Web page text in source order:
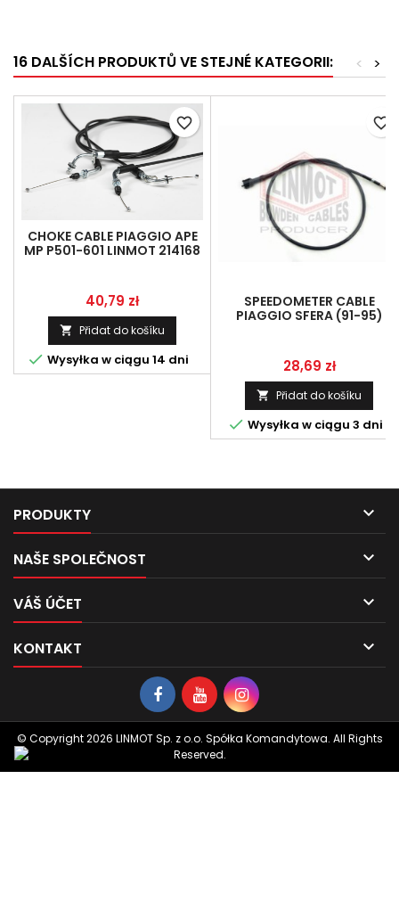
16 DALŠÍCH PRODUKTŮ VE STEJNÉ KATEGORII: >
<
CHOKE CABLE PIAGGIO APE
MP P501-601 LINMOT 214168
Cena
40,79 zł
 Přidat do košíku
 Wysyłka w ciągu 14 dni
favorite_border
SPEEDOMETER CABLE
PIAGGIO SFERA (91-95)
Cena
28,69 zł
 Přidat do košíku
 Wysyłka w ciągu 3 dni
favorite_border
PRODUKTY 
NAŠE SPOLEČNOST 
VÁŠ ÚČET 
KONTAKT 
© Copyright 2026 LINMOT Sp. z o.o. Spółka Komandytowa. All Rights
Reserved.